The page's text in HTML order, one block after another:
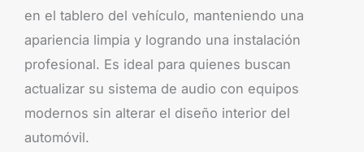
en el tablero del vehículo, manteniendo una
apariencia limpia y logrando una instalación
profesional. Es ideal para quienes buscan
actualizar su sistema de audio con equipos
modernos sin alterar el diseño interior del
automóvil.